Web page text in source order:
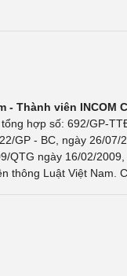
- Thành viên INCOM
hợp số: 692/GP-
GP - BC, ngày 26/
QTG ngày 16/02/
thông Luật Việt Nam.